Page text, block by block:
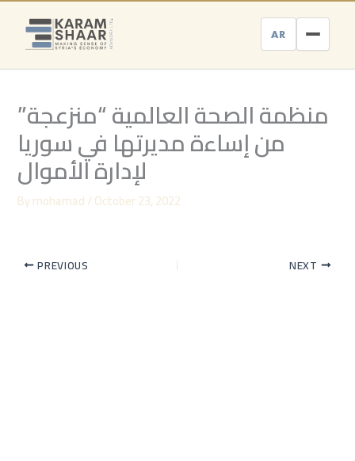
Skip
content
AR
منظمة الصحة العالمية “منزعجة”
من إساءة مديرتها في سوريا
لإدارة الأموال
Bymohamad/October 23, 2022
PREVIOUS NEXT